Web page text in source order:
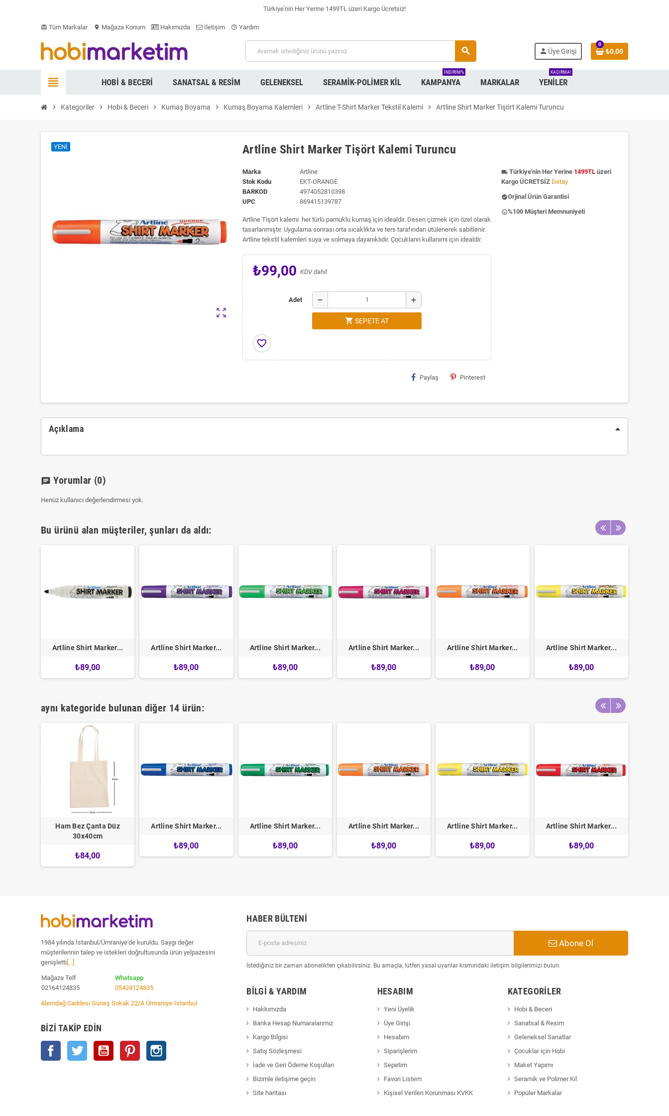
Türkiye'nin Her Yerine 1499TL üzeri Kargo Ücretsiz!
card_giftcard Tüm Markalar location_on Mağaza Konum Hakımızda İletişim help_outline Yardım
search person Üye Girişi
0
₺0,00
view_headline HOBI & BECERI SANATSAL & RESIM GELENEKSEL SERAMIK-POLIMER KIL KAMPANYA
INDIRIM%
MARKALAR YENILER
KAÇIRMA!
chevron_right Kategoriler chevron_right Hobi & Beceri chevron_right Kumaş Boyama chevron_right Kumaş Boyama Kalemleri chevron_right Artline T-Shirt Marker Tekstil Kalemi chevron_right Artline Shirt Marker Tişört Kalemi Turuncu
zoom_out_map
YENI Artline Shirt Marker Tişört Kalemi Turuncu
Marka
Artline
Stok Kodu
EKT-ORANGE
BARKOD
4974052810398
UPC
869415139787
Artline Tişört kalemi her türlü pamuklu kumaş için idealdir. Desen çizmek için özel olarak
tasarlanmıştır. Uygulama sonrası orta sıcaklıkta ve ters tarafından ütülenerek sabitlenir.
Artline tekstil kalemleri suya ve solmaya dayanıklıdır. Çocukların kullanımı için idealdir.
₺99,00 KDV dahil
Adet remove add
shopping_cart SEPETE AT
favorite_border
Paylaş Pinterest
local_shipping Türkiye'nin Her Yerine 1499TLüzeri
Kargo ÜCRETSİZ Detay
check_circleOrjinal Ürün Garantisi
insert_emoticon%100 Müşteri Memnuniyeti
Açıklama
chat Yorumlar (0)
Henüz kullanıcı değerlendirmesi yok.
Bu ürünü alan müşteriler, şunları da aldı:
Artline Shirt Marker...
₺89,00
Artline Shirt Marker...
₺89,00
Artline Shirt Marker...
₺89,00
Artline Shirt Marker...
₺89,00
Artline Shirt Marker...
₺89,00
Artline Shirt Marker...
₺89,00
aynı kategoride bulunan diğer 14 ürün:
Ham Bez Çanta Düz
30x40cm
₺84,00
Artline Shirt Marker...
₺89,00
Artline Shirt Marker...
₺89,00
Artline Shirt Marker...
₺89,00
Artline Shirt Marker...
₺89,00
Artline Shirt Marker...
₺89,00
1984 yılında İstanbul/Ümraniye'de kuruldu. Saygı değer
müşterilerinin talep ve istekleri doğrultusunda ürün yelpazesini
genişletti [...]
Mağaza Telf
02164124835
Whatsapp
05424124835
Alemdağ Caddesi Güneş Sokak 22/A Ümraniye-İstanbul
BIZI TAKIP EDIN
Facebook Twitter YouTube Pinterest
HABER BÜLTENI
Abone Ol
İstediğiniz bir zaman abonelikten çıkabilirsiniz. Bu amaçla, lütfen yasal uyarılar kısmındaki iletişim bilgilerimizi bulun.
BILGI & YARDIM
Hakkımızda
Banka Hesap Numaralarımız
Kargo Bilgisi
Satış Sözleşmesi
İade ve Geri Ödeme Koşulları
Bizimle iletişime geçin
Site haritası
HESABIM
Yeni Üyelik
Üye Girişi
Hesabım
Siparişlerim
Sepetim
Favori Listem
Kişisel Verilen Korunması KVKK
KATEGORILER
Hobi & Beceri
Sanatsal & Resim
Geleneksel Sanatlar
Çocuklar için Hobi
Maket Yapımı
Seramik ve Polimer Kil
Popüler Markalar